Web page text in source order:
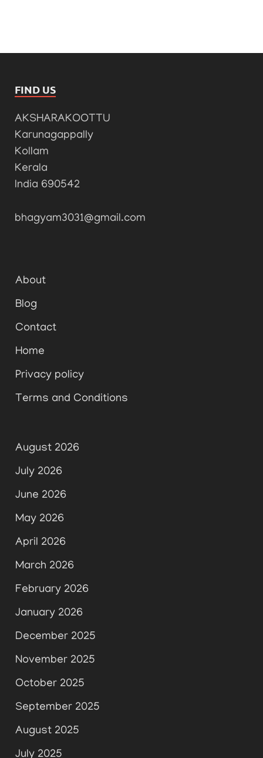
FIND US
AKSHARAKOOTTU
Karunagappally
Kollam
Kerala
India 690542
bhagyam3031@gmail.com
About
Blog
Contact
Home
Privacy policy
Terms and Conditions
August 2026
July 2026
June 2026
May 2026
April 2026
March 2026
February 2026
January 2026
December 2025
November 2025
October 2025
September 2025
August 2025
July 2025